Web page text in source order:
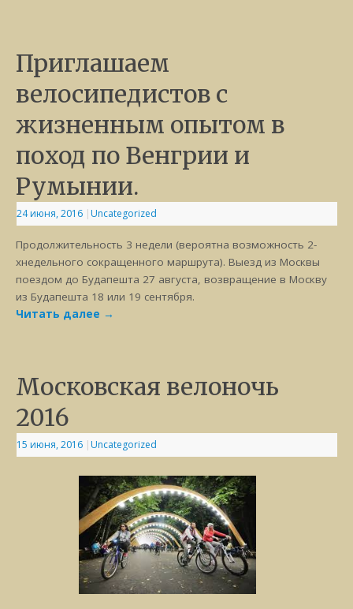
Приглашаем
велосипедистов с
жизненным опытом в
поход по Венгрии и
Румынии.
24 июня, 2016 | Uncategorized
Продолжительность 3 недели (вероятна возможность 2-
хнедельного сокращенного маршрута). Выезд из Москвы
поездом до Будапешта 27 августа, возвращение в Москву
из Будапешта 18 или 19 сентября.
Читать далее →
Московская велоночь
2016
15 июня, 2016 | Uncategorized